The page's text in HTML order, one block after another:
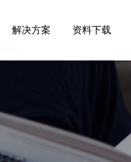
解决方案 资料下载